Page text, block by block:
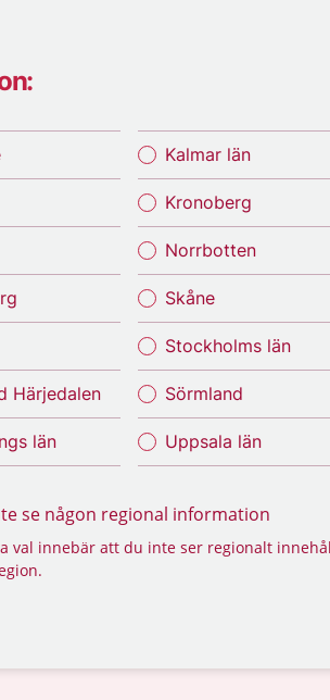
Härjedalen
län
Kalmar län
Kronoberg
Norrbotten
Skåne
Stockholms län
Sörmland
Uppsala län
se någon regional information
val innebär att du inte ser regionalt